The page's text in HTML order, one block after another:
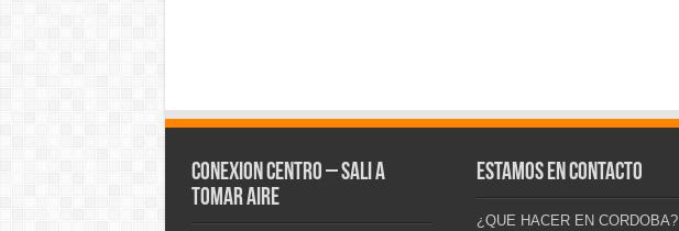
CONEXION CENTRO – Sali a
tomar aire
Estamos en contacto
¿QUE HACER EN CORDOBA?